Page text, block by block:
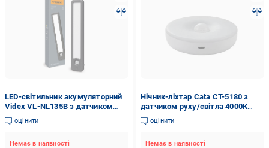
LED-світильник акумуляторний
Videx VL-NL135B з датчиком
руху Black (36589113)
оцінити
Немає в наявності
Нічник-ліхтар Cata CT-5180 з
датчиком руху/світла 4000К
Білий (13143141)
оцінити
Немає в наявності